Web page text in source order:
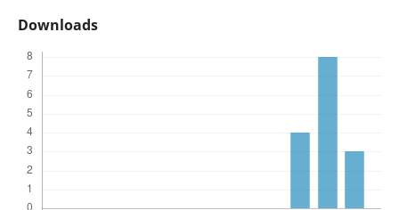
Downloads